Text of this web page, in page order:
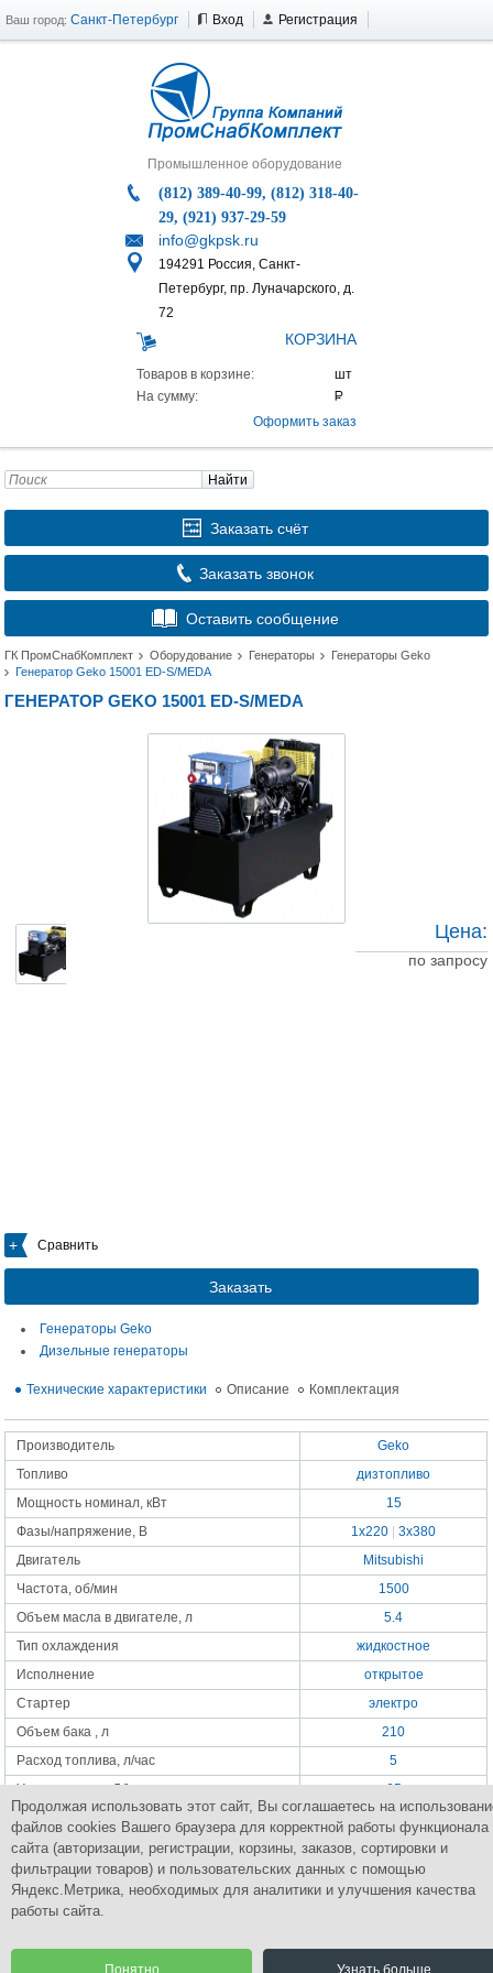
Ваш город: Санкт-Петербург Вход Регистрация
Промышленное оборудование
(812) 389-40-99, (812) 318-40-
29, (921) 937-29-59
info@gkpsk.ru
194291 Россия, Санкт-
Петербург, пр. Луначарского, д.
72
КОРЗИНА
Товаров в корзине:
На сумму:
Оформить заказ
Найти
Заказать счёт
Заказать звонок
Оставить сообщение
ГК ПромСнабКомплект Оборудование Генераторы
Генераторы Geko
Генератор Geko 15001 ED-S/MEDA
ГЕНЕРАТОР GEKO 15001 ED-S/MEDA
Сравнить
Заказать
Цена:
по запросу
Генераторы Geko
Дизельные генераторы
Технические характеристики Описание Комплектация
Производитель
Geko
Топливо
дизтопливо
Мощность номинал, кВт
15
Фазы/напряжение, В
1x220 |3x380
Двигатель
Mitsubishi
Частота, об/мин
1500
Объем масла в двигателе, л
5.4
Тип охлаждения
жидкостное
Исполнение
открытое
Стартер
электро
Объем бака , л
210
Расход топлива, л/час
5
Уровень шума, Дб
65
Габаритные размеры, мм
1360x735x1095
Масса, кг
415
Комплексное снабжение промышленным оборудованием
Продолжая использовать этот сайт, Вы соглашаетесь на
файлов cookies Вашего браузера для корректной работы функционала
сайта (авторизации, регистрации, корзины, заказов, сортировки и
фильтрации товаров) и пользовательских данных с помощью
Яндекс.Метрика, необходимых для аналитики и улучшения качества
работы сайта.
Понятно Узнать больше